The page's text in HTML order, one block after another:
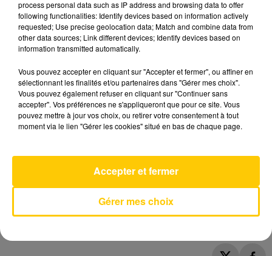
Ecoutez sur Totem l'information dans le Cantal,
le pays de Brioude et Issoire avec les reportages
de nos journalistes sur le terrain.
Paradise
COLDPLAY
process personal data such as IP address and browsing data to offer
following functionalities: Identify devices based on information actively
requested; Use precise geolocation data; Match and combine data from
other data sources; Link different devices; Identify devices based on
information transmitted automatically.
Vous pouvez accepter en cliquant sur "Accepter et fermer", ou affiner en
sélectionnant les finalités et/ou partenaires dans "Gérer mes choix".
Vous pouvez également refuser en cliquant sur "Continuer sans
accepter". Vos préférences ne s'appliqueront que pour ce site. Vous
pouvez mettre à jour vos choix, ou retirer votre consentement à tout
moment via le lien "Gérer les cookies" situé en bas de chaque page.
Gérer mes choix
Accepter et fermer